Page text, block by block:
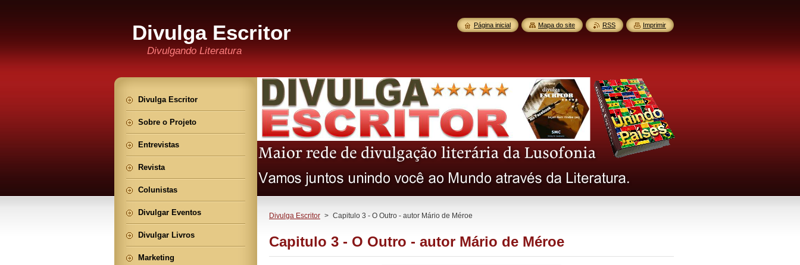
Divulga Escritor
Divulgando Literatura
Divulga Escritor > Capitulo 3 - O Outro - autor Mário de Méroe
Capitulo 3 - O Outro - autor Mário de Méroe
Divulga Escritor
Sobre o Projeto
Entrevistas
Revista
Colunistas
Divulgar Eventos
Divulgar Livros
Marketing
Página inicial Mapa do site RSS Imprimir